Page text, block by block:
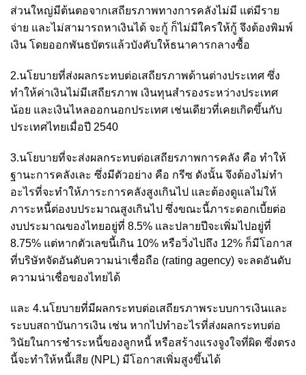
ส่วนใหญ่มีต้นตอจากเสถียรภาพทางการคลังไม่มี แต่มีราย
จ่าย และไม่สามารถหาเงินได้ จะกู้ ก็ไม่มีใครให้กู้ จึงต้องพิมพ์
เงิน โดยออกพันธบัตรแล้วบังคับให้ธนาคารกลางซื้อ
2.นโยบายที่ส่งผลกระทบต่อเสถียรภาพด้านต่างประเทศ ซึ่ง
ทำให้ค่าเงินไม่มีเสถียรภาพ เงินทุนสำรองระหว่างประเทศ
น้อย และเงินไหลออกนอกประเทศ เช่นเดียวที่เคยเกิดขึ้นกับ
ประเทศไทยเมื่อปี 2540
3.นโยบายที่จะส่งผลกระทบต่อเสถียรภาพการคลัง คือ ทำให้
ฐานะการคลังเละ ซึ่งมีตัวอย่าง คือ กรีซ ดังนั้น จึงต้องไม่ทำ
อะไรที่จะทำให้ภาระการคลังสูงเกินไป และต้องดูแลไม่ให้
ภาระหนี้ต่องบประมาณสูงเกินไป ซึ่งขณะนี้ภาระดอกเบี้ยต่อ
งบประมาณของไทยอยู่ที่ 8.5% และปลายปีจะเพิ่มไปอยู่ที่
8.75% แต่หากตัวเลขนี้เกิน 10% หรือวิ่งไปถึง 12% ก็มีโอกาส
ที่บริษัทจัดอันดับความน่าเชื่อถือ (rating agency) จะลดอันดับ
ความน่าเชื่อของไทยได้
และ 4.นโยบายที่มีผลกระทบต่อเสถียรภาพระบบการเงินและ
ระบบสถาบันการเงิน เช่น หากไปทำอะไรที่ส่งผลกระทบต่อ
วินัยในการชำระหนี้ของลูกหนี้ หรือสร้างแรงจูงใจที่ผิด ซึ่งตรง
นี้จะทำให้หนี้เสีย (NPL) มีโอกาสเพิ่มสูงขึ้นได้